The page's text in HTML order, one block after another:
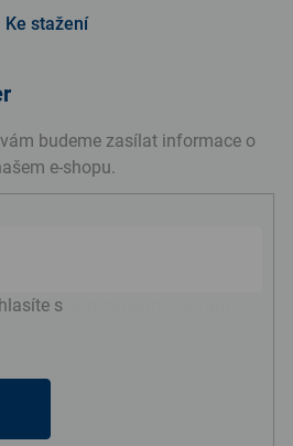
Ke stažení
budeme zasílat informace o
e-shopu.
s